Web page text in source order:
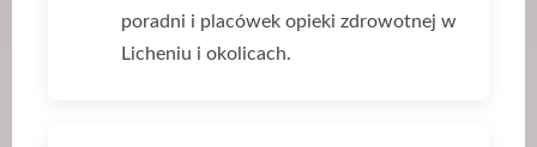
poradni i placówek opieki zdrowotnej w
Licheniu i okolicach.